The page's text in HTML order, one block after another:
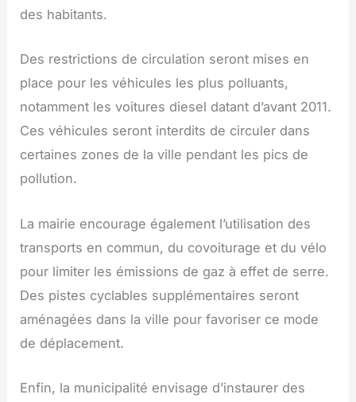
des habitants.
Des restrictions de circulation seront mises en
place pour les véhicules les plus polluants,
notamment les voitures diesel datant d’avant 2011.
Ces véhicules seront interdits de circuler dans
certaines zones de la ville pendant les pics de
pollution.
La mairie encourage également l’utilisation des
transports en commun, du covoiturage et du vélo
pour limiter les émissions de gaz à effet de serre.
Des pistes cyclables supplémentaires seront
aménagées dans la ville pour favoriser ce mode
de déplacement.
Enfin, la municipalité envisage d’instaurer des